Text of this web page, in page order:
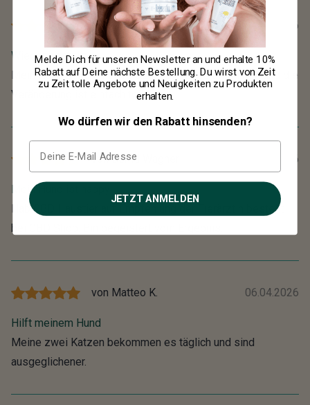
von Leon M. 07.05.2026
Wieder bestellt
Mein Hund bekommt das CBD Öl jetzt seit Monaten und die
Veränderung ist einfach toll.
vonBernd Wagner 08.04.2026
Mein Hund ist happy
Hab CBD Haustier auf Empfehlung der Tierärztin bestellt
bei CBD Shop. Bin begeistert vom Ergebnis.
von Matteo K. 06.04.2026
Hilft meinem Hund
Meine zwei Katzen bekommen es täglich und sind
ausgeglichener.
Melde Dich für unseren Newsletter an und erhalte 10%
Rabattauf Deine nächste Bestellung. Du wirst von Zeit
zu Zeit tolle Angebote und Neuigkeiten zu Produkten
erhalten.
Wo dürfen wir den Rabatt hinsenden?
JETZT ANMELDEN